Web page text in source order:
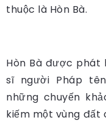
thuộc là Hòn Bà.
Hòn Bà được phát
sĩ người Pháp
những chuyến
kiếm một vùng đất